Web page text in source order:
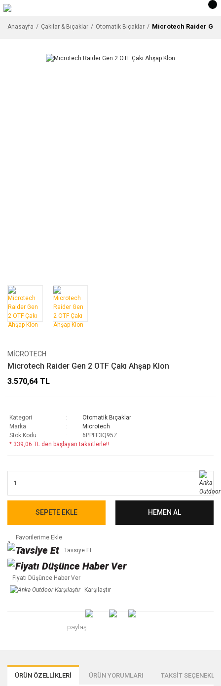
Anasayfa Çakılar & Bıçaklar Otomatik Bıçaklar Microtech Raider Gen
MICROTECH
Microtech Raider Gen 2 OTF Çakı Ahşap Klon
3.570,64 TL
Kategori
Otomatik Bıçaklar
Marka
Microtech
Stok Kodu
6PPFF3Q95Z
* 339,06 TL den başlayan taksitlerle!!
SEPETE EKLE HEMEN AL
Tavsiye Et
Fiyatı Düşünce Haber Ver
Karşılaştır
paylaş
ÜRÜN ÖZELLİKLERİ ÜRÜN YORUMLARI TAKSİT